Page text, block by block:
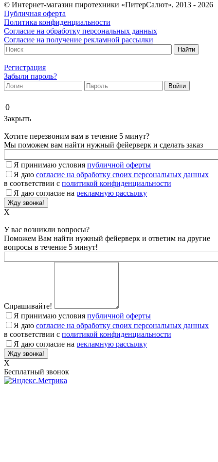
© Интернет-магазин пиротехники «ПитерСалют», 2013 - 2026
Публичная оферта
Политика конфиденциальности
Согласие на обработку персональных данных
Согласие на получение рекламной рассылки
Регистрация
Забыли пароль?
0
Закрыть
Хотите перезвоним вам в течение 5 минут?
Мы поможем вам найти нужный фейерверк и сделать заказ
Я принимаю условия публичной оферты
Я даю согласие на обработку своих персональных данных
в соответствии с политикой конфиденциальности
Я даю согласие на рекламную рассылку
X
У вас возникли вопросы?
Поможем Вам найти нужный фейерверк и ответим на другие
вопросы в течение 5 минут!
Спрашивайте!
Я принимаю условия публичной оферты
Я даю согласие на обработку своих персональных данных
в соответствии с политикой конфиденциальности
Я даю согласие на рекламную рассылку
X
Бесплатный звонок